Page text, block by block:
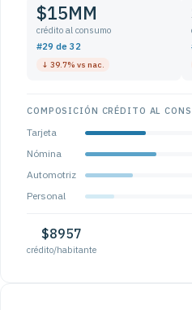
$15MM
crédito al consumo
#29 de 32
↓ 39.7% vs nac.
COMPOSICIÓN CRÉDITO AL
Tarjeta
Nómina
Automotriz
Personal
$8957
crédito/habitante